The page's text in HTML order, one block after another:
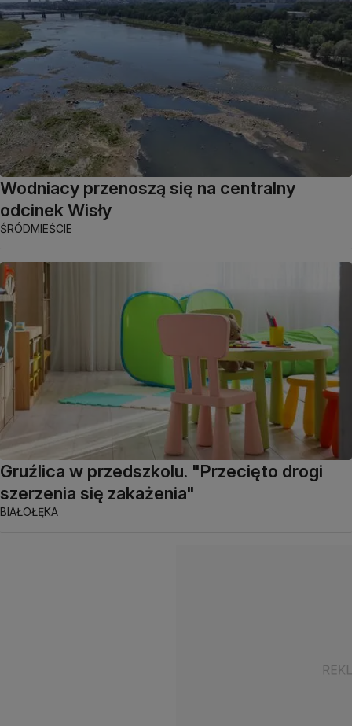
Wodniacy przenoszą się na centralny
odcinek Wisły
ŚRÓDMIEŚCIE
Gruźlica w przedszkolu. "Przecięto drogi
szerzenia się zakażenia"
BIAŁOŁĘKA